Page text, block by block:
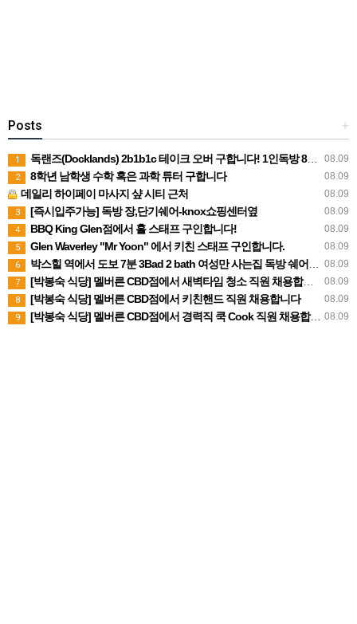
+
Posts
08.09
1 독랜즈(Docklands) 2b1b1c 테이크 오버 구합니다! 1인독방 8월말 입주가능
08.09
2 8학년 남학생 수학 혹은 과학 튜터 구합니다
08.09
데일리 하이페이 마사지 샾 시티 근처
08.09
3 [즉시입주가능] 독방 장,단기쉐어-knox쇼핑센터옆
08.09
4 BBQ King Glen점에서 홀 스태프 구인합니다!
08.09
5 Glen Waverley "Mr Yoon" 에서 키친 스태프 구인합니다.
08.09
6 박스힐 역에서 도보 7분 3Bad 2 bath 여성만 사는집 독방 쉐어생 찾습니다 (280불 빌포함)
08.09
7 [박봉숙 식당] 멜버른 CBD점에서 새벽타임 청소 직원 채용합니다 (경력자 환영)
08.09
8 [박봉숙 식당] 멜버른 CBD점에서 키친핸드 직원 채용합니다
08.09
9 [박봉숙 식당] 멜버른 CBD점에서 경력직 쿡 Cook 직원 채용합니다